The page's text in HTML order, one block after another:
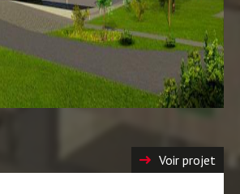
Voir projet